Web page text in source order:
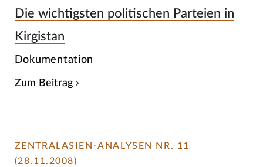
Die wichtigsten politischen Parteien in
Kirgistan
Dokumentation
Zum Beitrag
ZENTRALASIEN-ANALYSEN NR. 11
(28.11.2008)